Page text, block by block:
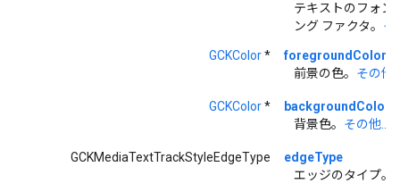
テキストのフォン
ング ファクタ。 そ
GCKColor*
foregroundColor
前景の色。 その他
GCKColor*
backgroundColor
背景色。 その他...
GCKMediaTextTrackStyleEdgeType
edgeType
エッジのタイプ。